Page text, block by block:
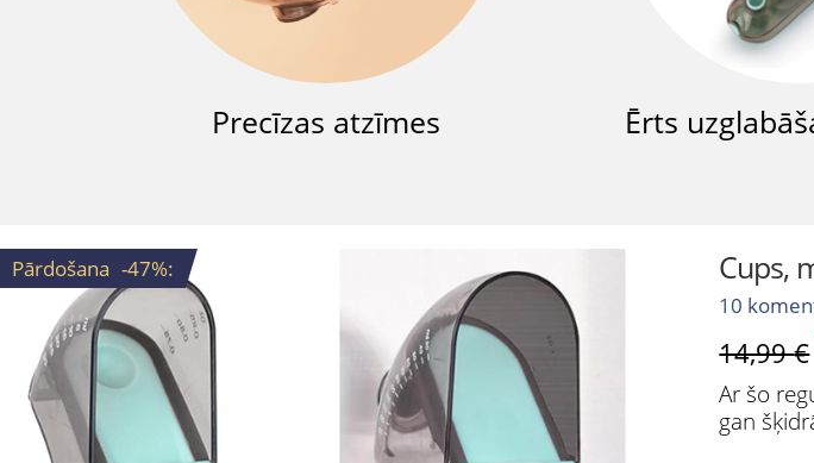
Precīzas atzīmes Ērts
Pārdošana -47%: Cups,
10
14,99€
Ar šo
gan